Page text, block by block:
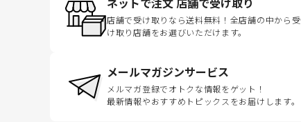
店舗で受け取りなら送料無料！全店舗の中から受
け取り店舗をお選びいただけます。
メールマガジンサービス
メルマガ登録でオトクな情報をゲット！
最新情報やおすすめトピックスをお届けします。